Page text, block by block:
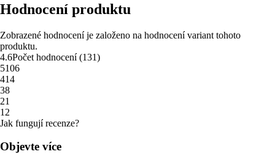
Hodnocení produktu
Zobrazené hodnocení je založeno na hodnocení variant tohoto
produktu.
4.6Počet hodnocení(131)
5106
414
38
21
1 2
Jak fungují recenze?
Objevte více